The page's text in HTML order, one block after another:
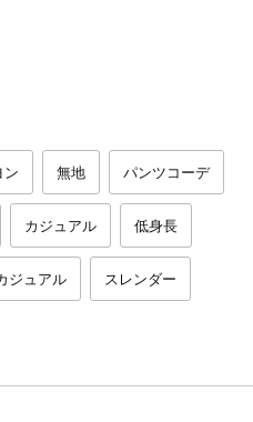
ン 無地 パンツコーデ
カジュアル 低身長
ジュアル スレンダー